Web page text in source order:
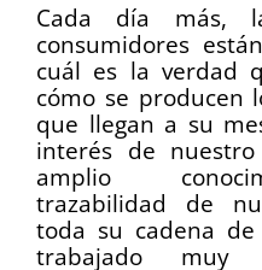
Cada día más,
consumidores
cuál es la verdad
cómo se producen
que llegan a su
interés de
amplio
trazabilidad de
toda su cadena
trabajado